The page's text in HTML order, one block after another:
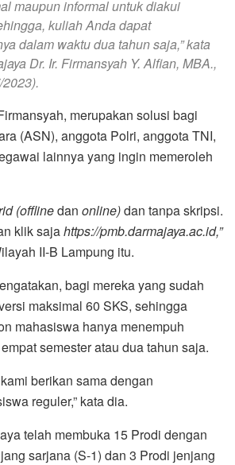
maupun informal untuk diakui
kuliah Anda dapat
dalam waktu dua tahun saja,” kata
Dr. Ir. Firmansyah Y. Alfian, MBA.,
merupakan solusi bagi
(ASN), anggota Polri, anggota TNI,
lainnya yang ingin memeroleh
(offlinedan online)dan tanpa skripsi.
klik sajahttps://pmb.darmajaya.ac.id,”
II-B Lampung itu.
bagi mereka yang sudah
maksimal 60 SKS, sehingga
mahasiswa hanya menempuh
semester atau dua tahun saja.
berikan sama dengan
reguler,” kata dia.
telah membuka 15 Prodi dengan
sarjana (S-1) dan 3 Prodi jenjang